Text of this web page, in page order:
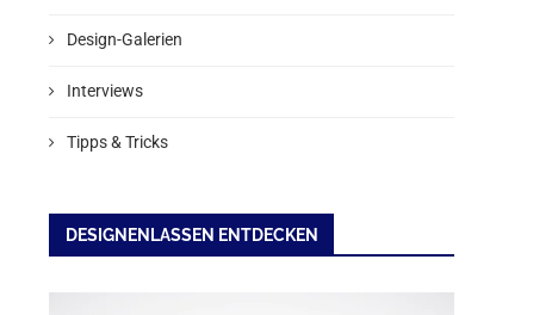
Design-Galerien
Interviews
Tipps & Tricks
DESIGNENLASSEN ENTDECKEN